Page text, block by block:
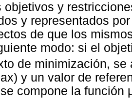
objetivos y
y representados
de que los
modo: si el
de minimización,
y un valor de
compone la función